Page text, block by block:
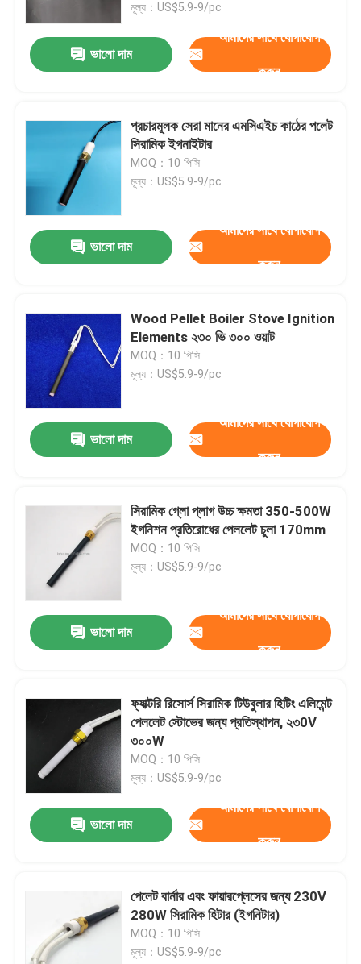
একটি বার্তা রেখে যান
আমরা শীঘ্রই আপনাকে আবার কল করব!
জমা দিন
মূল্য：US$5.9-9/pc
ভালো দাম
আমাদের সাথে যোগাযোগ
করুন
প্রচারমূলক সেরা মানের এমসিএইচ কাঠের পলেট
সিরামিক ইগনাইটার
MOQ：10 পিসি
মূল্য：US$5.9-9/pc
ভালো দাম
আমাদের সাথে যোগাযোগ
করুন
Wood Pellet Boiler Stove Ignition
Elements ২৩০ ভি ৩০০ ওয়াট
MOQ：10 পিসি
মূল্য：US$5.9-9/pc
ভালো দাম
আমাদের সাথে যোগাযোগ
করুন
সিরামিক গ্লো প্লাগ উচ্চ ক্ষমতা 350-500W
ইগনিশন প্রতিরোধের পেললেট চুলা 170mm
MOQ：10 পিসি
মূল্য：US$5.9-9/pc
ভালো দাম
আমাদের সাথে যোগাযোগ
করুন
ফ্যাক্টরি রিসোর্স সিরামিক টিউবুলার হিটিং এলিমেন্ট
পেললেট স্টোভের জন্য প্রতিস্থাপন, ২৩0V
৩০০W
MOQ：10 পিসি
মূল্য：US$5.9-9/pc
ভালো দাম
আমাদের সাথে যোগাযোগ
করুন
পেলেট বার্নার এবং ফায়ারপ্লেসের জন্য 230V
280W সিরামিক হিটার (ইগনিটার)
MOQ：10 পিসি
মূল্য：US$5.9-9/pc